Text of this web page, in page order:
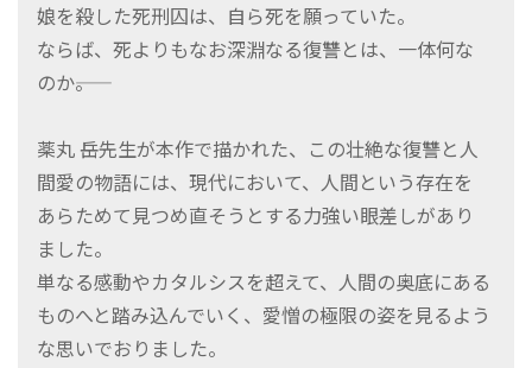
娘を殺した死刑囚は、自ら死を願っていた。
ならば、死よりもなお深淵なる復讐とは、一体何な
のか――。
薬丸 岳先生が本作で描かれた、この壮絶な復讐と人
間愛の物語には、現代において、人間という存在を
あらためて見つめ直そうとする力強い眼差しがあり
ました。
単なる感動やカタルシスを超えて、人間の奥底にある
ものへと踏み込んでいく、愛憎の極限の姿を見るよう
な思いでおりました。